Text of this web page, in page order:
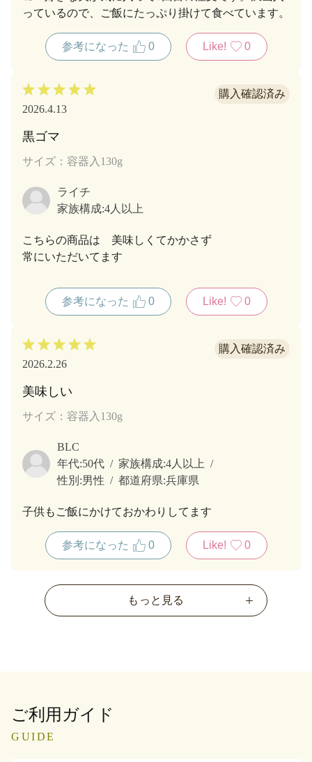
っているので、ご飯にたっぷり掛けて食べています。
参考になった 0 Like! 0
2026.4.13
黒ゴマ
サイズ：容器入130g
ライチ
家族構成:4人以上
こちらの商品は 美味しくてかかさず
常にいただいてます
参考になった 0 Like! 0
2026.2.26
美味しい
サイズ：容器入130g
BLC
年代:50代 家族構成:4人以上
性別:男性 都道府県:兵庫県
子供もご飯にかけておかわりしてます
参考になった 0 Like! 0
もっと見る
ご利用ガイド
GUIDE